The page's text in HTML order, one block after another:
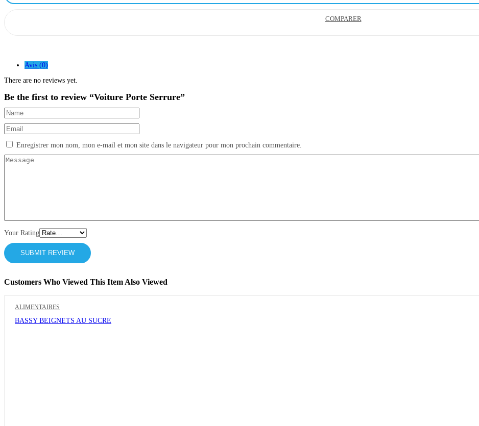
COMPARER
Avis (0)
There are no reviews yet.
Be the first to review “Voiture Porte Serrure”
Enregistrer mon nom, mon e-mail et mon site dans le navigateur pour mon prochain commentaire.
Your Rating
Customers Who Viewed This Item Also Viewed
ALIMENTAIRES
BASSY BEIGNETS AU SUCRE